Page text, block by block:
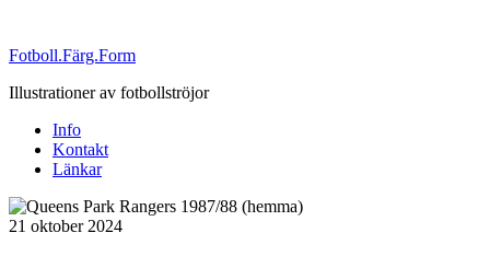
Fotboll.Färg.Form
Illustrationer av fotbollströjor
Info
Kontakt
Länkar
Publicerat
21 oktober 2024